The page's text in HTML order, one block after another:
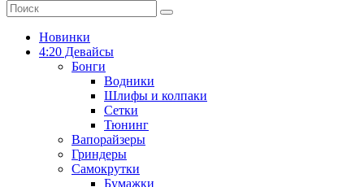
Новинки
4:20 Девайсы
Бонги
Водники
Шлифы и колпаки
Сетки
Тюнинг
Вапорайзеры
Гриндеры
Самокрутки
Бумажки